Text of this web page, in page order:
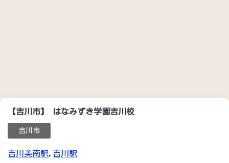
【吉川市】 はなみずき学園吉川校
吉川市
吉川美南駅, 吉川駅